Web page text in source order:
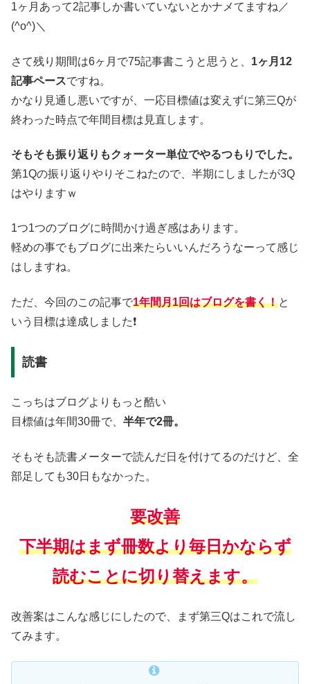
1ヶ月あって2記事しか書いていないとかナメてますね／
(^o^)＼
さて残り期間は6ヶ月で75記事書こうと思うと、 1ヶ月12
記事ペースですね。
かなり見通し悪いですが、一応目標値は変えずに第三Qが
終わった時点で年間目標は見直します。
そもそも振り返りもクォーター単位でやるつもりでした。
第1Qの振り返りやりそこねたので、半期にしましたが3Q
はやりますｗ
1つ1つのブログに時間かけ過ぎ感はあります。
軽めの事でもブログに出来たらいいんだろうなーって感じ
はしますね。
ただ、今回のこの記事で1年間月1回はブログを書く！と
いう目標は達成しました❗
読書
こっちはブログよりもっと酷い
目標値は年間30冊で、 半年で2冊。
そもそも読書メーターで読んだ日を付けてるのだけど、全
部足しても30日もなかった。
要改善
下半期はまず冊数より毎日かならず
読むことに切り替えます。
改善案はこんな感じにしたので、まず第三Qはこれで流し
てみます。